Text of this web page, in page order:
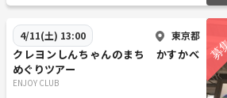
4/11(土) 13:00 東京都
クレヨンしんちゃんのまち かすかべ
めぐりツアー
ENJOY CLUB